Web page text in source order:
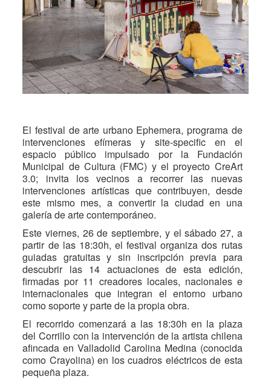
El festival de arte urbano Ephemera, programa de
intervenciones efímeras y site-specific en el
espacio público impulsado por la Fundación
Municipal de Cultura (FMC) y el proyecto CreArt
3.0; invita los vecinos a recorrer las nuevas
intervenciones artísticas que contribuyen, desde
este mismo mes, a convertir la ciudad en una
galería de arte contemporáneo.
Este viernes, 26 de septiembre, y el sábado 27, a
partir de las 18:30h, el festival organiza dos rutas
guiadas gratuitas y sin inscripción previa para
descubrir las 14 actuaciones de esta edición,
firmadas por 11 creadores locales, nacionales e
internacionales que integran el entorno urbano
como soporte y parte de la propia obra.
El recorrido comenzará a las 18:30h en la plaza
del Corrillo con la intervención de la artista chilena
afincada en Valladolid Carolina Medina (conocida
como Crayolina) en los cuadros eléctricos de esta
pequeña plaza.